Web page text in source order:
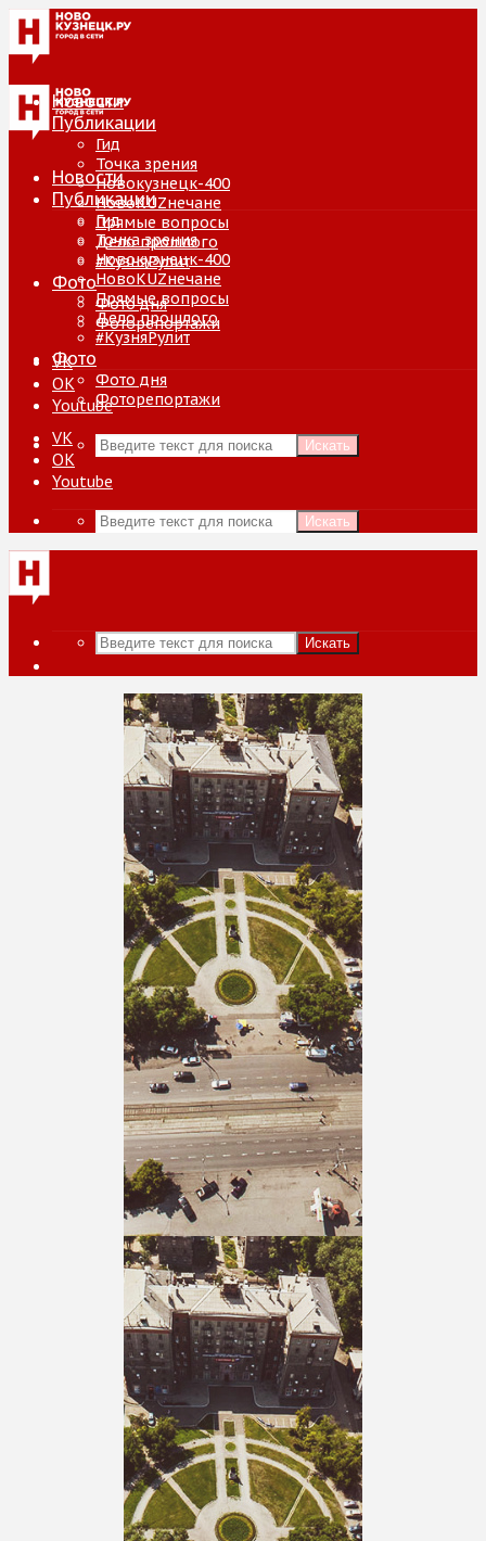
Новости
Публикации
Гид
Точка зрения
Новокузнецк-400
НовоKUZнечане
Прямые вопросы
Дело прошлого
#КузняРулит
Фото
Фото дня
Фоторепортажи
VK
ОК
Youtube
Искать
Новости
Публикации
Гид
Точка зрения
Новокузнецк-400
НовоKUZнечане
Прямые вопросы
Дело прошлого
#КузняРулит
Фото
Фото дня
Фоторепортажи
VK
ОК
Youtube
Искать
Искать